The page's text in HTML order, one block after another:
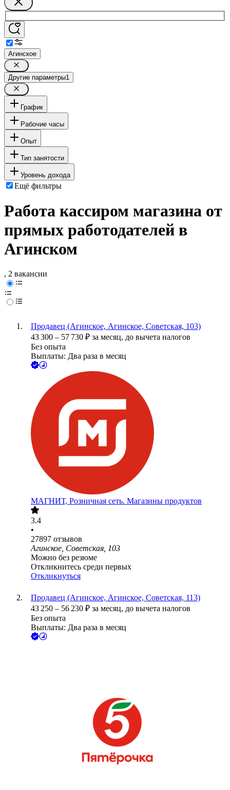
Агинское
Другие параметры1
График
Рабочие часы
Опыт
Тип занятости
Уровень дохода
Ещё фильтры
Работа кассиром магазина от
прямых работодателей в
Агинском
, 2 вакансии
Продавец (Агинское, Агинское, Советская, 103)
43 300 – 57 730 ₽ за месяц, до вычета налогов
Без опыта
Выплаты: Два раза в месяц
МАГНИТ, Розничная сеть. Магазины продуктов
3.4
•
27897 отзывов
Агинское, Советская, 103
Можно без резюме
Откликнитесь среди первых
Откликнуться
Продавец (Агинское, Агинское, Советская, 113)
43 250 – 56 230 ₽ за месяц, до вычета налогов
Без опыта
Выплаты: Два раза в месяц